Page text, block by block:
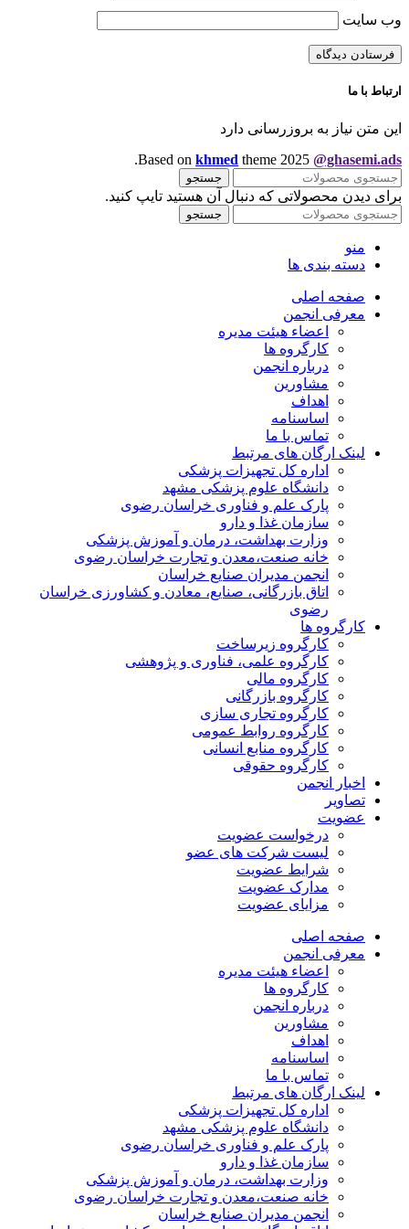
وب‌ سایت
ارتباط با ما
این متن نیاز به بروزرسانی دارد
Based on khmed theme 2025 @ghasemi.ads
.
جستجو
برای دیدن محصولاتی که دنبال آن هستید تایپ کنید.
جستجو
منو
دسته بندی ها
صفحه اصلی
معرفی انجمن
اعضاء هیئت مدیره
کارگروه ها
درباره انجمن
مشاورین
اهداف
اساسنامه
تماس با ما
لینک ارگان های مرتبط
اداره کل تجهیزات پزشکی
دانشگاه علوم پزشکی مشهد
پارک علم و فناوری خراسان رضوی
سازمان غذا و دارو
وزارت بهداشت، درمان و آموزش پزشکی
خانه صنعت،معدن و تجارت خراسان رضوی
انجمن مدیران صنایع خراسان
اتاق بازرگانی، صنایع، معادن و کشاورزی خراسان
رضوی
کارگروه ها
کارگروه زیرساخت
کارگروه علمی، فناوری و پژوهشی
کارگروه مالی
کارگروه بازرگانی
کارگروه تجاری سازی
کارگروه روابط عمومی
کارگروه منابع انسانی
کارگروه حقوقی
اخبار انجمن
تصاویر
عضویت
درخواست عضویت
لیست شرکت های عضو
شرایط عضویت
مدارک عضویت
مزایای عضویت
صفحه اصلی
معرفی انجمن
اعضاء هیئت مدیره
کارگروه ها
درباره انجمن
مشاورین
اهداف
اساسنامه
تماس با ما
لینک ارگان های مرتبط
اداره کل تجهیزات پزشکی
دانشگاه علوم پزشکی مشهد
پارک علم و فناوری خراسان رضوی
سازمان غذا و دارو
وزارت بهداشت، درمان و آموزش پزشکی
خانه صنعت،معدن و تجارت خراسان رضوی
انجمن مدیران صنایع خراسان